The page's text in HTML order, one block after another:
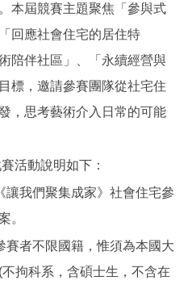
本屆競賽主題聚焦「參與式
回應社會住宅的居住特
陪伴社區」、「永續經營與
標，邀請參賽團隊從社宅住
，思考藝術介入日常的可能
活動說明如下：
讓我們聚集成家》社會住宅參
。
賽者不限國籍，惟須為本國大
拘科系，含碩士生，不含在